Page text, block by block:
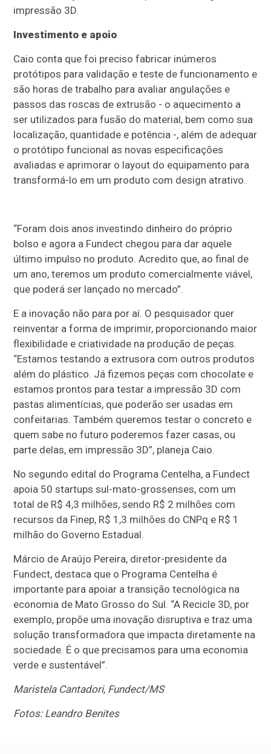
impressão 3D.
Investimento e apoio
Caio conta que foi preciso fabricar inúmeros
protótipos para validação e teste de funcionamento e
são horas de trabalho para avaliar angulações e
passos das roscas de extrusão - o aquecimento a
ser utilizados para fusão do material, bem como sua
localização, quantidade e potência -, além de adequar
o protótipo funcional as novas especificações
avaliadas e aprimorar o layout do equipamento para
transformá-lo em um produto com design atrativo.
“Foram dois anos investindo dinheiro do próprio
bolso e agora a Fundect chegou para dar aquele
último impulso no produto. Acredito que, ao final de
um ano, teremos um produto comercialmente viável,
que poderá ser lançado no mercado”.
E a inovação não para por aí. O pesquisador quer
reinventar a forma de imprimir, proporcionando maior
flexibilidade e criatividade na produção de peças.
“Estamos testando a extrusora com outros produtos
além do plástico. Já fizemos peças com chocolate e
estamos prontos para testar a impressão 3D com
pastas alimentícias, que poderão ser usadas em
confeitarias. Também queremos testar o concreto e
quem sabe no futuro poderemos fazer casas, ou
parte delas, em impressão 3D”, planeja Caio.
No segundo edital do Programa Centelha, a Fundect
apoia 50 startups sul-mato-grossenses, com um
total de R$ 4,3 milhões, sendo R$ 2 milhões com
recursos da Finep, R$ 1,3 milhões do CNPq e R$ 1
milhão do Governo Estadual.
Márcio de Araújo Pereira, diretor-presidente da
Fundect, destaca que o Programa Centelha é
importante para apoiar a transição tecnológica na
economia de Mato Grosso do Sul. “A Recicle 3D, por
exemplo, propõe uma inovação disruptiva e traz uma
solução transformadora que impacta diretamente na
sociedade. É o que precisamos para uma economia
verde e sustentável”.
Maristela Cantadori, Fundect/MS
Fotos: Leandro Benites